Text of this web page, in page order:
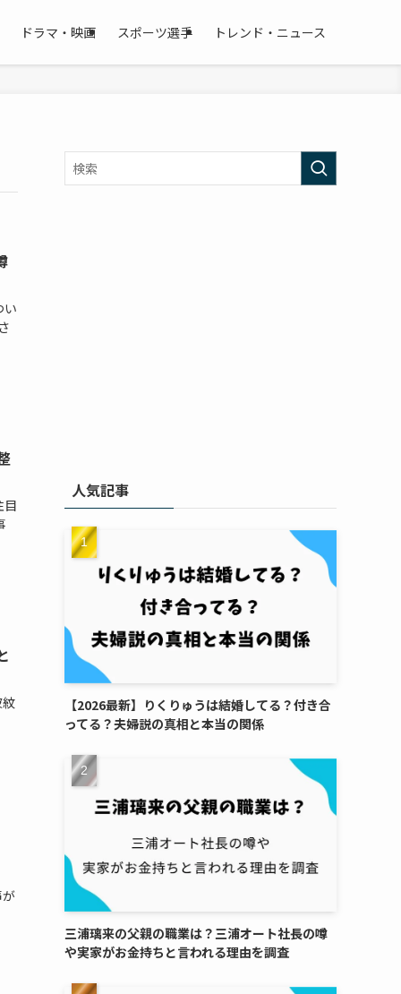
ドラマ・映画 スポーツ選手 トレンド・ニュース
い
目
人気記事
【2026最新】りくりゅうは結婚してる？付き合
ってる？夫婦説の真相と本当の関係
三浦璃来の父親の職業は？三浦オート社長の噂
や実家がお金持ちと言われる理由を調査